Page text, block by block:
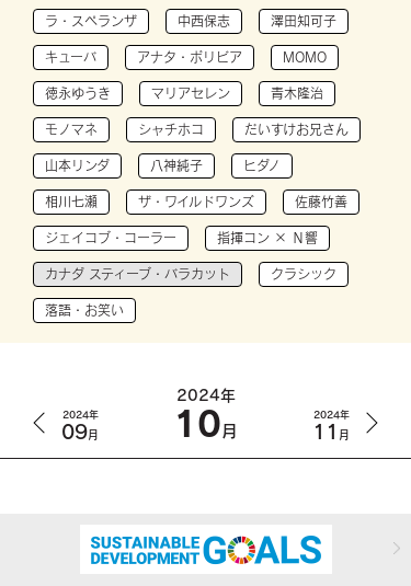
ラ・スペランザ 中西保志 澤田知可子
キューバ アナタ・ボリビア MOMO
徳永ゆうき マリアセレン 青木隆治
モノマネ シャチホコ だいすけお兄さん
山本リンダ 八神純子 ヒダノ
相川七瀬 ザ・ワイルドワンズ 佐藤竹善
ジェイコブ・コーラー 指揮コン × Ｎ響
カナダ スティーブ・バラカット クラシック
落語・お笑い
2024年
09月
2024年
10月
2024年
11 月